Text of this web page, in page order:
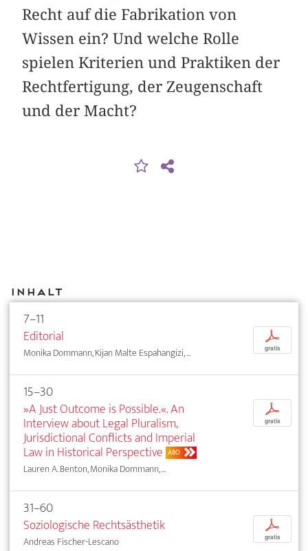
Recht auf die Fabrikation von
Wissen ein? Und welche Rolle
spielen Kriterien und Praktiken der
Rechtfertigung, der Zeugenschaft
und der Macht?
Inhalt
7–11
Editorial
Monika Dommann, Kijan Malte Espahangizi, ...
p
gratis
15–30
»A Just Outcome is Possible.«. An
Interview about Legal Pluralism,
Jurisdictional Conflicts and Imperial
Law in Historical Perspective ABO
Lauren A. Benton, Monika Dommann, ...
p
gratis
31–60
Soziologische Rechtsästhetik
Andreas Fischer-Lescano
p
gratis